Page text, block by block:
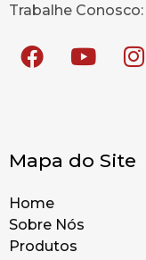
Trabalhe
Mapa do Site
Home
Sobre Nós
Produtos